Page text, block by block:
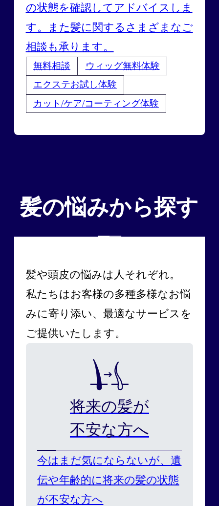
の状態を確認してアドバイスしま
す。また髪に関するさまざまなご
相談も承ります。
無料相談
ウィッグ無料体験
エクステお試し体験
カット/ケア/コーティング体験
髪の悩みから探す
髪や頭皮の悩みは人それぞれ。
私たちはお客様の多種多様なお悩
みに寄り添い、最適なサービスを
ご提供いたします。
将来の髪が
不安な方へ
今はまだ気にならないが、遺
伝や年齢的に将来の髪の状態
が不安な方へ